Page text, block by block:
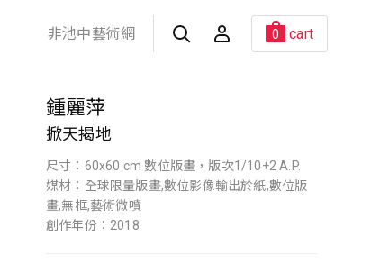
非池中藝術網 0 cart
鍾麗萍
掀天揭地
尺寸：60x60 cm 數位版畫，版次1/10+2 A.P.
媒材：全球限量版畫,數位影像輸出於紙,數位版
畫,無框,藝術微噴
創作年份：2018